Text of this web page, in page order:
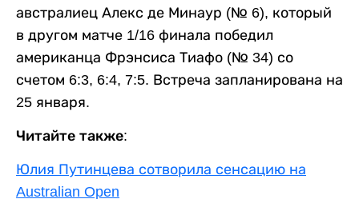
австралиец Алекс де Минаур (№ 6), который
в другом матче 1/16 финала победил
американца Фрэнсиса Тиафо (№ 34) со
счетом 6:3, 6:4, 7:5. Встреча запланирована на
25 января.
Читайте также:
Юлия Путинцева сотворила сенсацию на
Australian Open